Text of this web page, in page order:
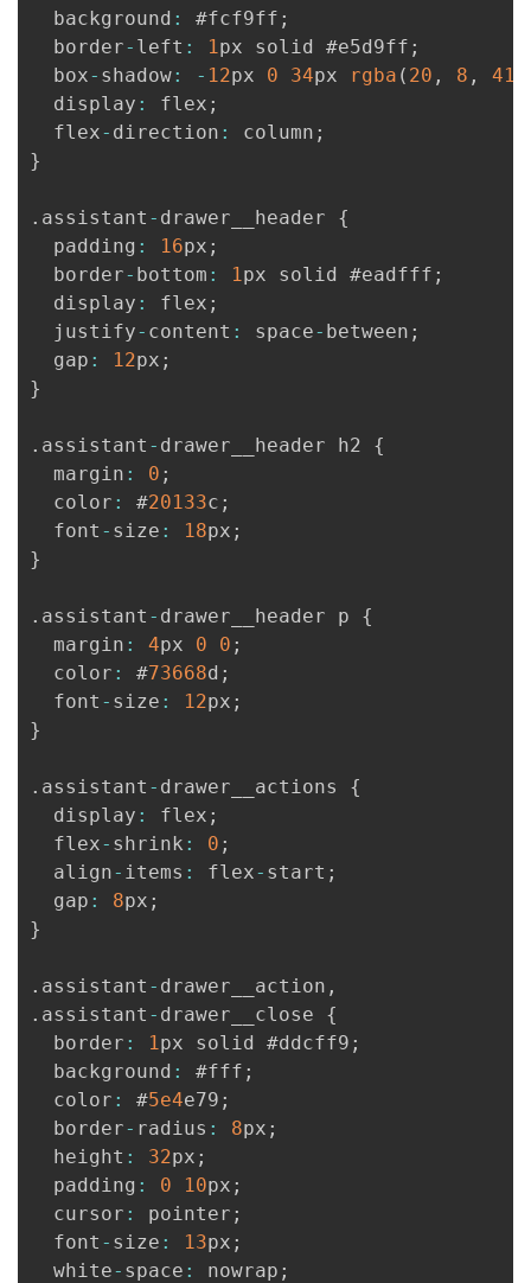
  background
: #fcf9ff ;
  border
- left : 1px solid #e5d9ff ;
  box
- shadow: - 12px 0 34px rgba ( 20 , 8 , 41
  display
: flex ;
  flex
- direction : column ;
}
. assistant - drawer__header {
  padding
: 16px ;
  border
- bottom : 1px solid #eadfff ;
  display
: flex ;
  justify
- content : space- between ;
  gap
: 12px ;
}
. assistant - drawer__header h2 {
  margin
: 0 ;
  color
: #20133c ;
  font
- size : 18px ;
}
. assistant - drawer__header p {
  margin
: 4px 0 0 ;
  color
: #73668d ;
  font
- size : 12px ;
}
. assistant - drawer__actions {
  display
: flex ;
  flex
- shrink : 0 ;
  align
- items : flex- start ;
  gap
: 8px ;
}
. assistant - drawer__action ,
. assistant - drawer__close {
  border
: 1px solid #ddcff9 ;
  background
: #fff ;
  color
: #5e4e79 ;
  border
- radius : 8px ;
  height
: 32px ;
  padding
: 0 10px ;
  cursor
: pointer ;
  font
- size : 13px ;
  white
- space : nowrap ;